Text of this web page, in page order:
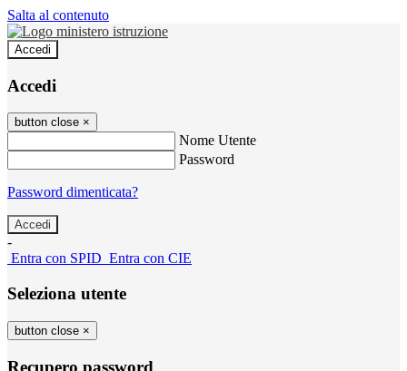
Salta al contenuto
Accedi
Accedi
button close ×
Nome Utente
Password
Password dimenticata?
-
Entra con SPID Entra con CIE
Seleziona utente
button close ×
Recupero password